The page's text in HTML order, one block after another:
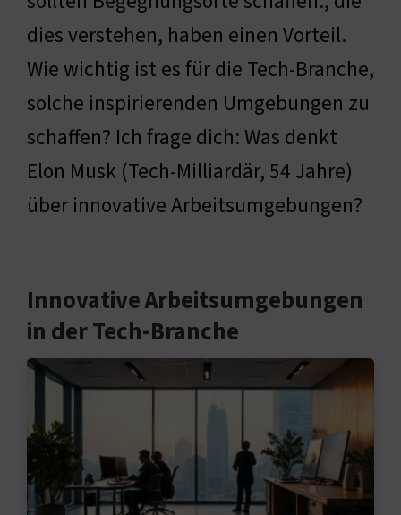
dies verstehen, haben einen Vorteil.
Wie wichtig ist es für die Tech-Branche,
solche inspirierenden Umgebungen zu
schaffen? Ich frage dich: Was denkt
Elon Musk (Tech-Milliardär, 54 Jahre)
über innovative Arbeitsumgebungen?
Innovative Arbeitsumgebungen
in der Tech-Branche